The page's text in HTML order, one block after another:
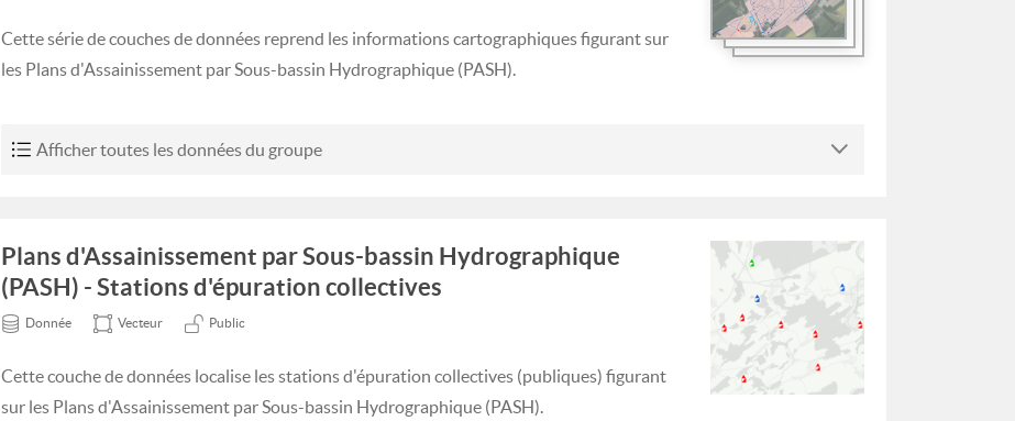
Cette série de couches de données reprend les informations cartographiques figurant sur
les Plans d'Assainissement par Sous-bassin Hydrographique (PASH).
Afficher toutes les données du groupe
Plans d'Assainissement par Sous-bassin Hydrographique
(PASH) - Stations d'épuration collectives
Donnée Vecteur Public
Cette couche de données localise les stations d'épuration collectives (publiques) figurant
sur les Plans d'Assainissement par Sous-bassin Hydrographique (PASH).